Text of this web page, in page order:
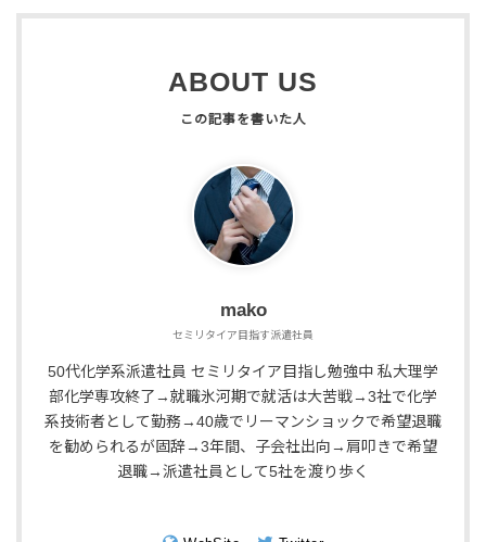
ABOUT US
mako
セミリタイア目指す派遣社員
50代化学系派遣社員 セミリタイア目指し勉強中 私大理学
部化学専攻終了→就職氷河期で就活は大苦戦→3社で化学
系技術者として勤務→40歳でリーマンショックで希望退職
を勧められるが固辞→3年間、子会社出向→肩叩きで希望
退職→派遣社員として5社を渡り歩く